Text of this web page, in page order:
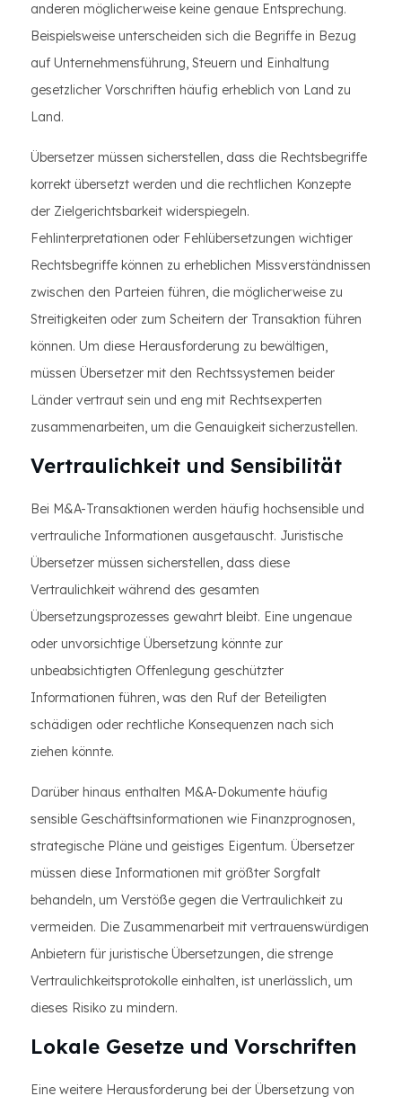
anderen möglicherweise keine genaue Entsprechung.
Beispielsweise unterscheiden sich die Begriffe in Bezug
auf Unternehmensführung, Steuern und Einhaltung
gesetzlicher Vorschriften häufig erheblich von Land zu
Land.
Übersetzer müssen sicherstellen, dass die Rechtsbegriffe
korrekt übersetzt werden und die rechtlichen Konzepte
der Zielgerichtsbarkeit widerspiegeln.
Fehlinterpretationen oder Fehlübersetzungen wichtiger
Rechtsbegriffe können zu erheblichen Missverständnissen
zwischen den Parteien führen, die möglicherweise zu
Streitigkeiten oder zum Scheitern der Transaktion führen
können. Um diese Herausforderung zu bewältigen,
müssen Übersetzer mit den Rechtssystemen beider
Länder vertraut sein und eng mit Rechtsexperten
zusammenarbeiten, um die Genauigkeit sicherzustellen.
Vertraulichkeit und Sensibilität
Bei M&A-Transaktionen werden häufig hochsensible und
vertrauliche Informationen ausgetauscht. Juristische
Übersetzer müssen sicherstellen, dass diese
Vertraulichkeit während des gesamten
Übersetzungsprozesses gewahrt bleibt. Eine ungenaue
oder unvorsichtige Übersetzung könnte zur
unbeabsichtigten Offenlegung geschützter
Informationen führen, was den Ruf der Beteiligten
schädigen oder rechtliche Konsequenzen nach sich
ziehen könnte.
Darüber hinaus enthalten M&A-Dokumente häufig
sensible Geschäftsinformationen wie Finanzprognosen,
strategische Pläne und geistiges Eigentum. Übersetzer
müssen diese Informationen mit größter Sorgfalt
behandeln, um Verstöße gegen die Vertraulichkeit zu
vermeiden. Die Zusammenarbeit mit vertrauenswürdigen
Anbietern für juristische Übersetzungen, die strenge
Vertraulichkeitsprotokolle einhalten, ist unerlässlich, um
dieses Risiko zu mindern.
Lokale Gesetze und Vorschriften
Eine weitere Herausforderung bei der Übersetzung von